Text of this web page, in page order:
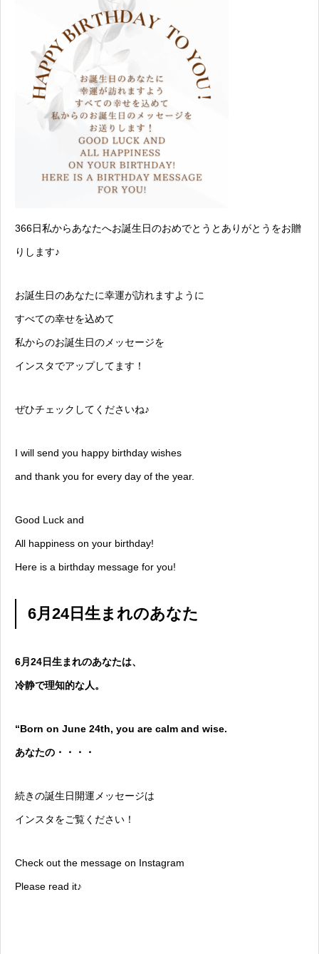
366日私からあなたへお誕生日のおめでとうとありがとうをお贈
りします♪
お誕生日のあなたに幸運が訪れますように
すべての幸せを込めて
私からのお誕生日のメッセージを
インスタでアップしてます！
ぜひチェックしてくださいね♪
I will send you happy birthday wishes
and thank you for every day of the year.
Good Luck and
All happiness on your birthday!
Here is a birthday message for you!
6月24日生まれのあなた
6月24日生まれのあなたは、
冷静で理知的な人。
“Born on June 24th, you are calm and wise.
あなたの・・・・
続きの誕生日開運メッセージは
インスタをご覧ください！
Check out the message on Instagram
Please read it♪